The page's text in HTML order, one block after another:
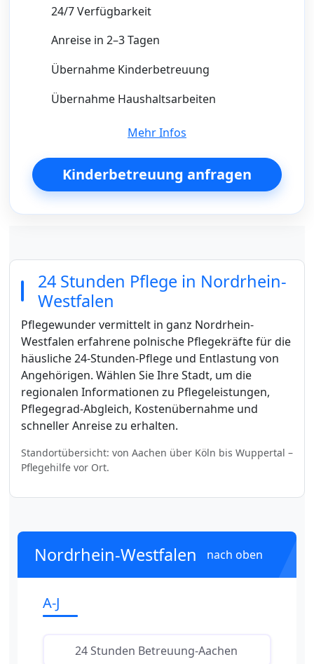
24/7 Verfügbarkeit
Anreise in 2–3 Tagen
Übernahme Kinderbetreuung
Übernahme Haushaltsarbeiten
Mehr Infos
Kinderbetreuung anfragen
24 Stunden Pflege in Nordrhein-
Westfalen
Pflegewunder vermittelt in ganz Nordrhein-
Westfalen erfahrene polnische Pflegekräfte für die
häusliche 24-Stunden-Pflege und Entlastung von
Angehörigen. Wählen Sie Ihre Stadt, um die
regionalen Informationen zu Pflegeleistungen,
Pflegegrad-Abgleich, Kostenübernahme und
schneller Anreise zu erhalten.
Standortübersicht: von Aachen über Köln bis Wuppertal –
Pflegehilfe vor Ort.
Nordrhein-Westfalen nach oben
A-J
24 Stunden Betreuung-Aachen